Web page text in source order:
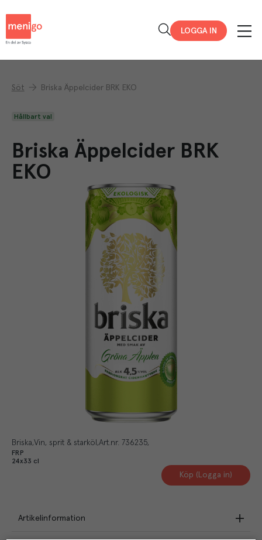
LOGGA IN
Söt Briska Äppelcider BRK EKO
Hållbart val
Briska Äppelcider BRK
EKO
Briska Vin, sprit & starköl Art.nr. 736235
FRP
24x33 cl
Köp (Logga in)
Artikelinformation